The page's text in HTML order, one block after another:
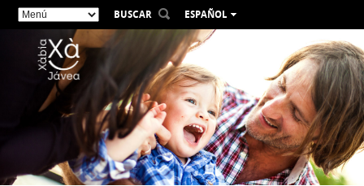
BUSCAR
ESPAÑOL
VALENCIÀ
ENGLISH
FRANÇAIS
DEUTSCH
РУССКИЙ